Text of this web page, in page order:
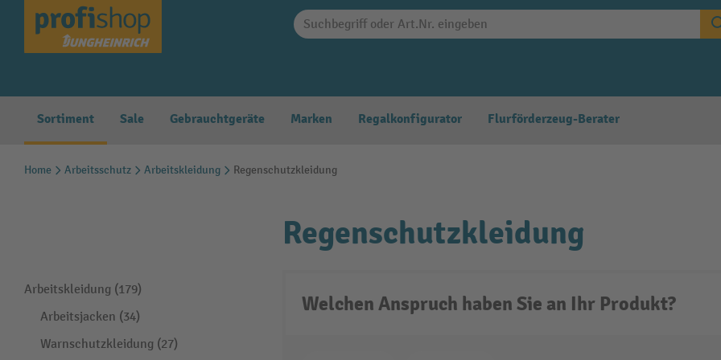
Zur Hauptnavigation springen
Sortiment Sale Gebrauchtgeräte Marken Regalkonfigurator Flurförderzeug-Berater
Home Arbeitsschutz Arbeitskleidung Regenschutzkleidung
Arbeitskleidung (179)
Arbeitsjacken (34)
Warnschutzkleidung (27)
Regenschutzkleidung
Welchen Anspruch haben Sie an Ihr Produkt?